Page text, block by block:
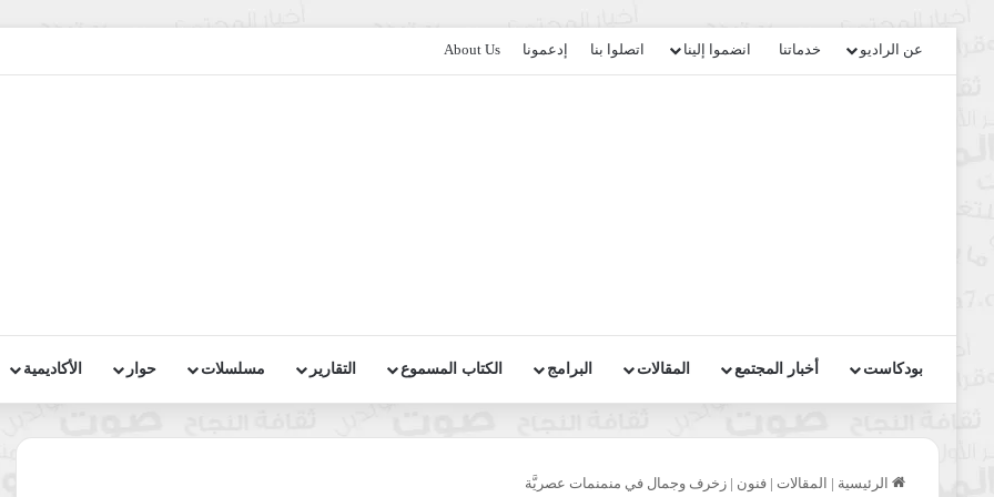
عن الراديو خدماتنا انضموا إلينا اتصلوا بنا إدعمونا About Us
بودكاست أخبار المجتمع المقالات البرامج الكتاب المسموع التقارير مسلسلات حوار الأكاديمية
الرئيسية | المقالات | فنون | زخرف وجمال في منمنمات عصريَّة